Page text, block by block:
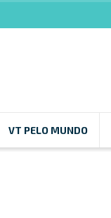
VT PELO MUNDO